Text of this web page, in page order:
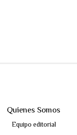
Quienes Somos
Equipo editorial